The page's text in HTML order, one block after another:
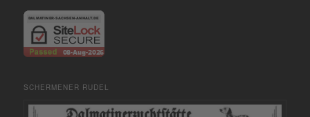
SCHERMENER RUDEL